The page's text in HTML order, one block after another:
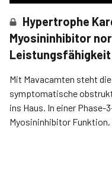
Hypertrophe
Myosininhibitor
Leistungsfähigkeit
Mit Mavacamten steht
symptomatische
ins Haus. In einer Phase-
Myosininhibitor